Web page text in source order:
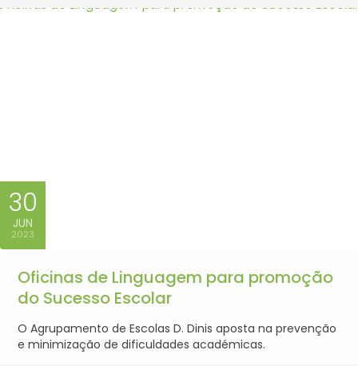
30
JUN
2023
Oficinas de Linguagem para promoção
do Sucesso Escolar
O Agrupamento de Escolas D. Dinis aposta na prevenção
e minimização de dificuldades académicas.